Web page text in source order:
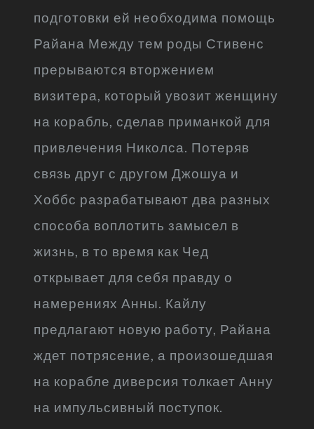
подготовки ей необходима помощь
Райана Между тем роды Стивенс
прерываются вторжением
визитера, который увозит женщину
на корабль, сделав приманкой для
привлечения Николса. Потеряв
связь друг с другом Джошуа и
Хоббс разрабатывают два разных
способа воплотить замысел в
жизнь, в то время как Чед
открывает для себя правду о
намерениях Анны. Кайлу
предлагают новую работу, Райана
ждет потрясение, а произошедшая
на корабле диверсия толкает Анну
на импульсивный поступок.